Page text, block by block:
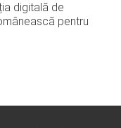
digitală de
pentru